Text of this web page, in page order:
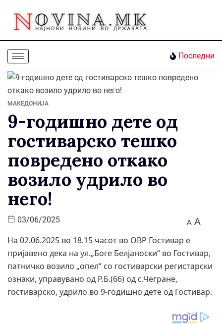
Последни
МАКЕДОНИЈА
9-годишно дете од
гостиварско тешко
повредено откако
возило удрило во
него!
03/06/2025 A A
На 02.06.2025 во 18.15 часот во ОВР Гостивар е
пријавено дека на ул.„Боге Белјаноски“ во Гостивар,
патничко возило „опел“ со гостиварски регистарски
ознаки, управувано од Р.Б.(66) од с.Чегране,
гостиварско, удрило во 9-годишно дете од Гостивар.